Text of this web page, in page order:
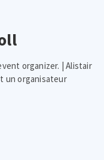
organizer. | Alistair
un organisateur